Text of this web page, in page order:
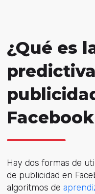
¿Qué es
Hay dos formas de
de publicidad en
algoritmos de